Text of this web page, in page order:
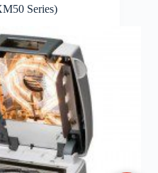
Series)